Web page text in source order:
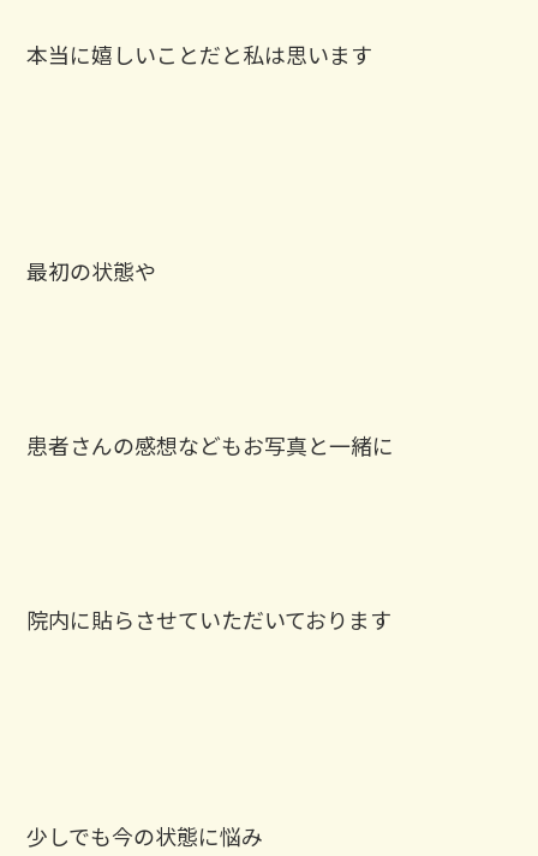
本当に嬉しいことだと私は思います
最初の状態や
患者さんの感想などもお写真と一緒に
院内に貼らさせていただいております
少しでも今の状態に悩み